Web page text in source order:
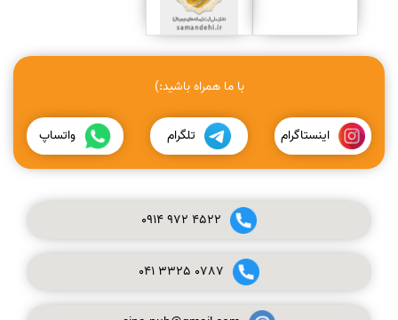
با ما همراه باشید:)
اینستاگرام تلگرام واتساپ
0914972 4522
041 3325 0787